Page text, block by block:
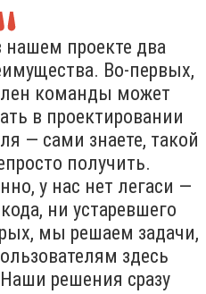
нашем проекте два
Во-первых,
команды может
в проектировании
— сами знаете, такой
получить.
у нас нет легаси —
ни устаревшего
мы решаем задачи,
здесь
решения сразу